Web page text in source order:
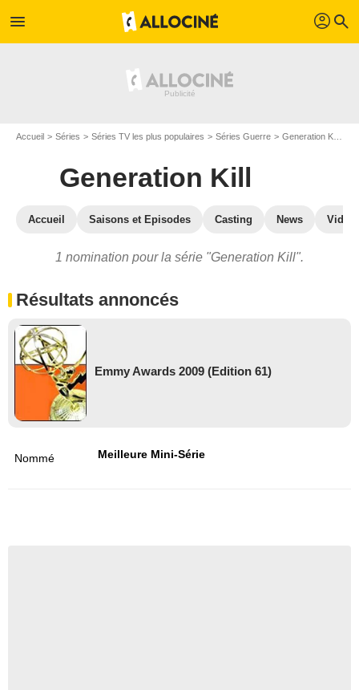
menu profil search
Accueil Séries Séries TV les plus populaires Séries Guerre Generation Kill
Generation Kill
Accueil Saisons et Episodes Casting News
1 nomination pour la série "Generation Kill".
Résultats annoncés
Emmy Awards 2009 (Edition 61)
Nommé Meilleure Mini-Série